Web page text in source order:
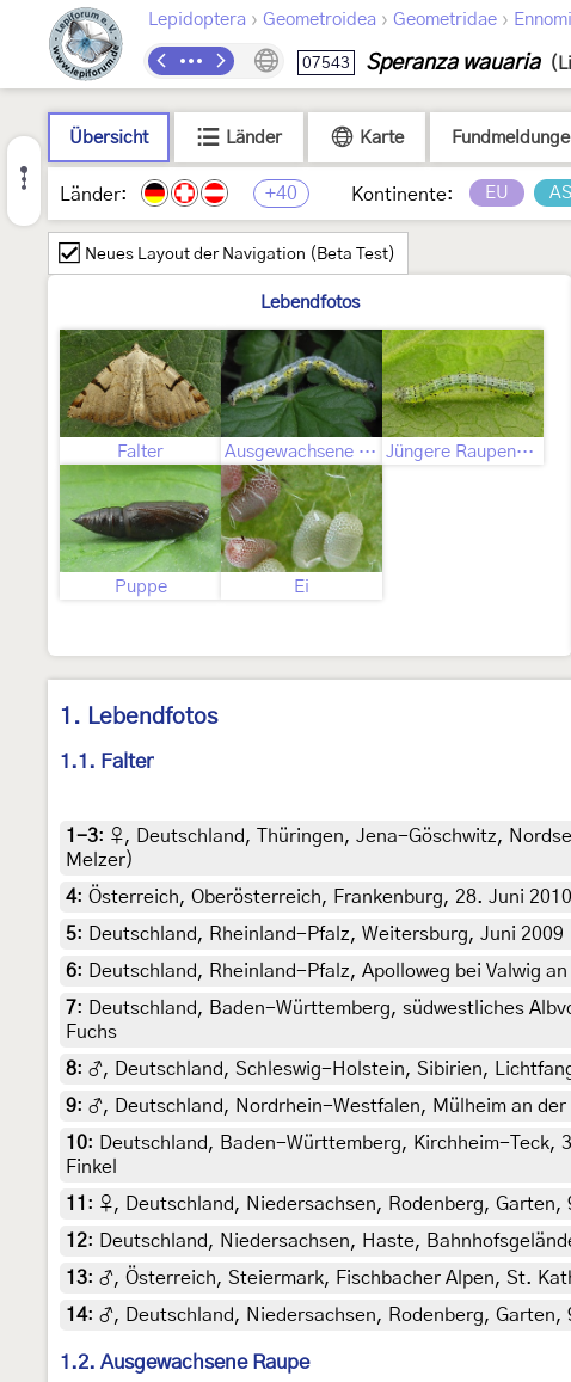
Lepidoptera › Geometroidea › Geometridae ›
07543 Speranza wauaria
Übersicht Länder Karte
Länder: +40 Kontinente: EU AS
Neues Layout der Navigation (Beta Test)
Lebendfotos
Falter Ausgewachsene Raupe Jüngere Raupenstadien
Puppe Ei
1. Lebendfotos
1.1. Falter
1-3: ♀, Deutschland, Thüringen, Jena-Göschwitz,
Melzer)
4: Österreich, Oberösterreich, Frankenburg, 28. Juni
5: Deutschland, Rheinland-Pfalz, Weitersburg, Juni
6:
Deutschland, Rheinland-Pfalz, Apolloweg bei Valwig
7:
Deutschland, Baden-Württemberg, südwestliches
Fuchs
8: ♂, Deutschland, Schleswig-Holstein, Sibirien,
9: ♂, Deutschland, Nordrhein-Westfalen, Mülheim an
10:
Deutschland, Baden-Württemberg, Kirchheim-
Finkel
11 : ♀, Deutschland, Niedersachsen, Rodenberg,
12: Deutschland, Niedersachsen, Haste,
13: ♂, Österreich, Steiermark, Fischbacher Alpen, St.
14: ♂, Deutschland, Niedersachsen, Rodenberg,
1.2. Ausgewachsene Raupe